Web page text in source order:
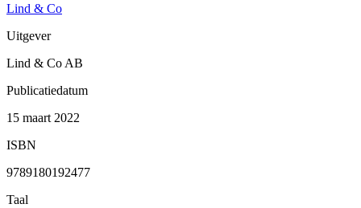
Lind & Co
Uitgever
Lind & Co AB
Publicatiedatum
15 maart 2022
ISBN
9789180192477
Taal